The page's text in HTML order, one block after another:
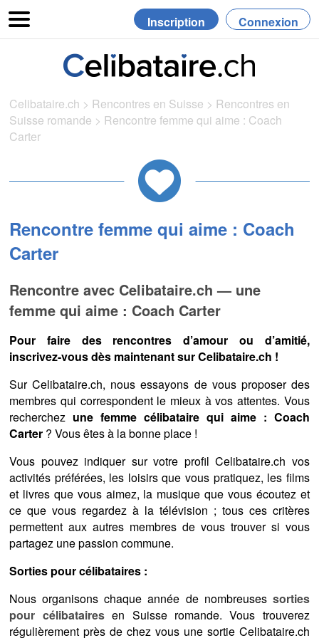
Inscription Connexion
Celibataire.ch > Rencontres en Suisse > Rencontres en
Suisse romande > Rencontre femme qui aime : Coach
Carter
Rencontre femme qui aime : Coach
Carter
Rencontre avec Celibataire.ch — une
femme qui aime : Coach Carter
Pour faire des rencontres d’amour ou d’amitié,
inscrivez-vous dès maintenant sur Celibataire.ch !
Sur Celibataire.ch, nous essayons de vous proposer des
membres qui correspondent le mieux à vos attentes. Vous
recherchez une femme célibataire qui aime : Coach
Carter ? Vous êtes à la bonne place !
Vous pouvez indiquer sur votre profil Celibataire.ch vos
activités préférées, les loisirs que vous pratiquez, les films
et livres que vous aimez, la musique que vous écoutez et
ce que vous regardez à la télévision ; tous ces critères
permettent aux autres membres de vous trouver si vous
partagez une passion commune.
Sorties pour célibataires :
Nous organisons chaque année de nombreuses sorties
pour célibatairesen Suisse romande. Vous trouverez
régulièrement près de chez vous une sortie Celibataire.ch